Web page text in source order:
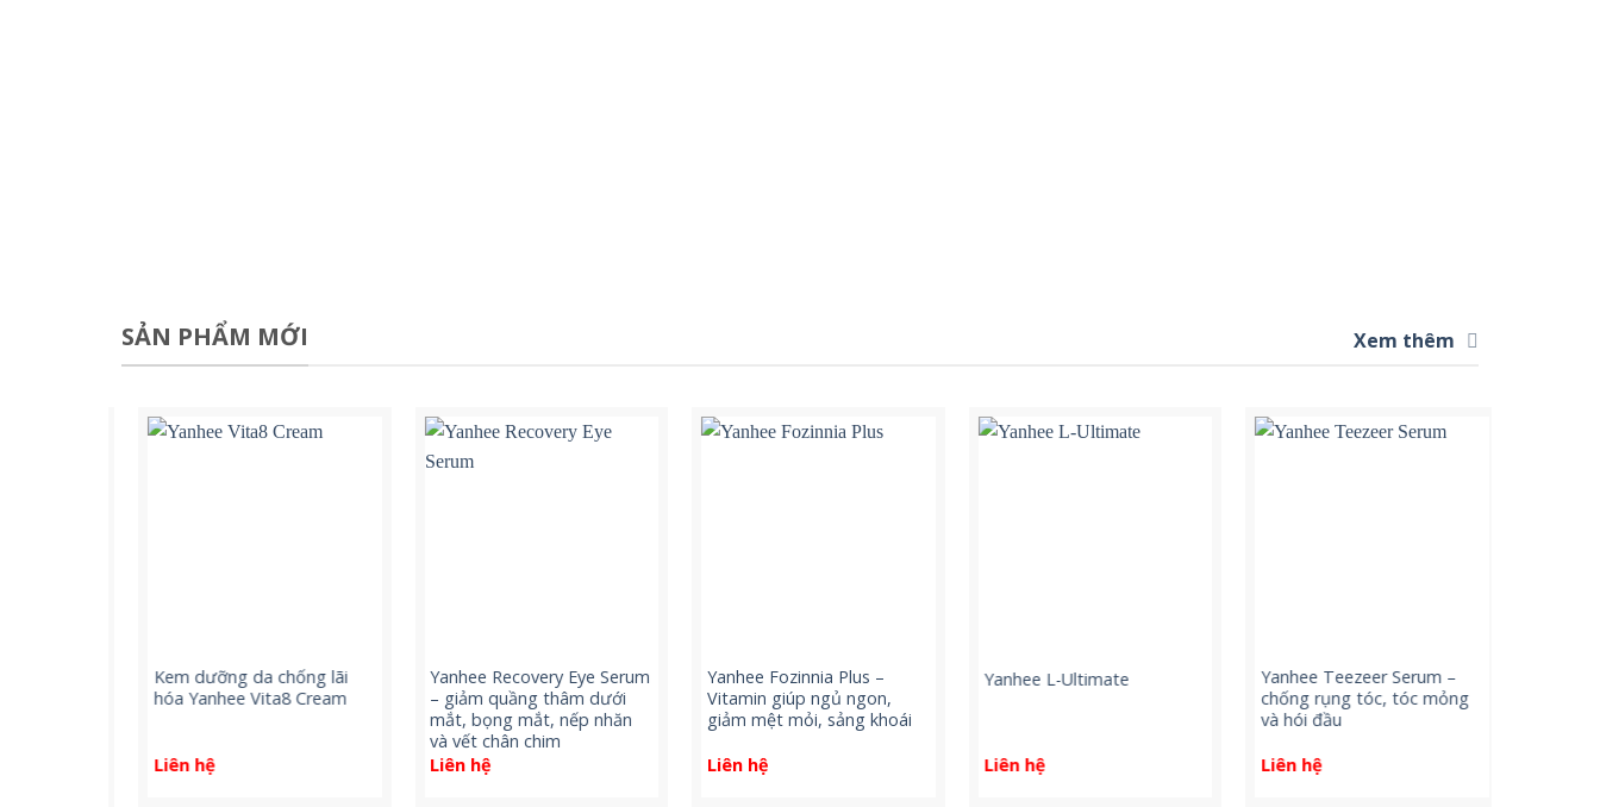
SẢN PHẨM MỚI Xem thêm
Kem dưỡng da chống lãi
hóa Yanhee Vita8 Cream
Liên hệ
Yanhee Recovery Eye Serum
– giảm quầng thâm dưới
mắt, bọng mắt, nếp nhăn
và vết chân chim
Liên hệ
Yanhee Fozinnia Plus –
Vitamin giúp ngủ ngon,
giảm mệt mỏi, sảng khoái
Liên hệ
Yanhee L-Ultimate
Liên hệ
Yanhee Teezeer Serum –
chống rụng tóc, tóc mỏng
và hói đầu
Liên hệ